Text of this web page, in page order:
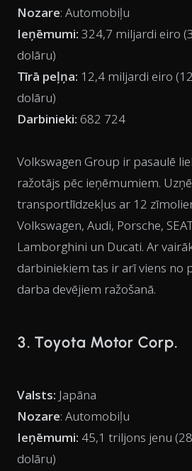
Nozare: Automobiļu
Ieņēmumi: 324,7 miljardi eiro
dolāru)
Tīrā peļņa: 12,4 miljardi eiro
dolāru)
Darbinieki: 682 724
Volkswagen Group ir pasaulē
ražotājs pēc ieņēmumiem.
transportlīdzekļus ar 12
Volkswagen, Audi, Porsche,
Lamborghini un Ducati. Ar
darbiniekiem tas ir arī viens no
darba devējiem ražošanā.
3. Toyota Motor Corp.
Valsts: Japāna
Nozare: Automobiļu
Ieņēmumi: 45,1 triljons jenu
dolāru)